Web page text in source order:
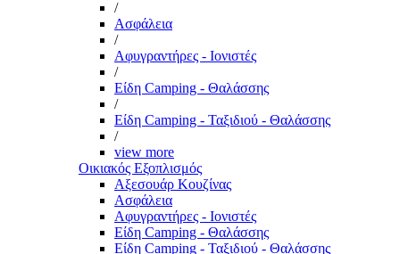
/
Ασφάλεια
/
Αφυγραντήρες - Ιονιστές
/
Είδη Camping - Θαλάσσης
/
Είδη Camping - Ταξιδιού - Θαλάσσης
/
view more
Οικιακός Εξοπλισμός
Αξεσουάρ Κουζίνας
Ασφάλεια
Αφυγραντήρες - Ιονιστές
Είδη Camping - Θαλάσσης
Είδη Camping - Ταξιδιού - Θαλάσσης